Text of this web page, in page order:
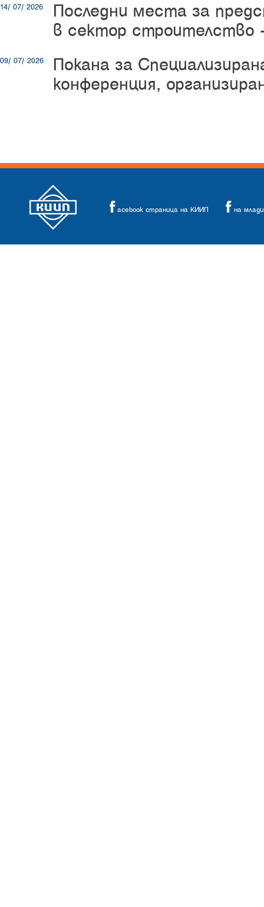
14/ 07/ 2026
Последни места за
в сектор строителство
09/ 07/ 2026
Покана за
конференция,
acebook страница на КИИП на